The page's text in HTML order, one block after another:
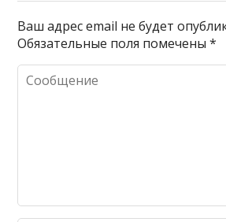
Ваш адрес email не будет
Обязательные поля помечены*